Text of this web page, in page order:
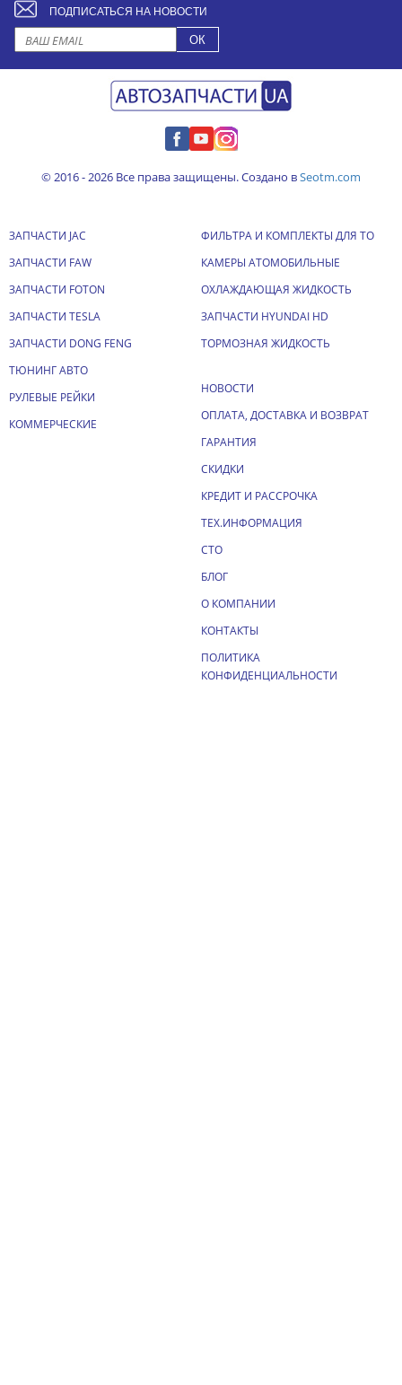
ПОДПИСАТЬСЯ НА НОВОСТИ
© 2016 - 2026 Все права защищены. Создано вSeotm.com
ЗАПЧАСТИ JAC
ЗАПЧАСТИ FAW
ЗАПЧАСТИ FOTON
ЗАПЧАСТИ TESLA
ЗАПЧАСТИ DONG FENG
ТЮНИНГ АВТО
РУЛЕВЫЕ РЕЙКИ
КОММЕРЧЕСКИЕ
ФИЛЬТРА И КОМПЛЕКТЫ ДЛЯ ТО
КАМЕРЫ АТОМОБИЛЬНЫЕ
ОХЛАЖДАЮЩАЯ ЖИДКОСТЬ
ЗАПЧАСТИ HYUNDAI HD
ТОРМОЗНАЯ ЖИДКОСТЬ
НОВОСТИ
ОПЛАТА, ДОСТАВКА И ВОЗВРАТ
ГАРАНТИЯ
СКИДКИ
КРЕДИТ И РАССРОЧКА
ТЕХ.ИНФОРМАЦИЯ
СТО
БЛОГ
О КОМПАНИИ
КОНТАКТЫ
ПОЛИТИКА
КОНФИДЕНЦИАЛЬНОСТИ